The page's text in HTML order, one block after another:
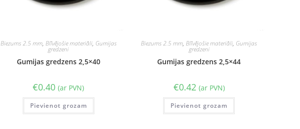
Biezums 2.5 mm, Blīvējošie materiāli, Gumijas
gredzeni
Gumijas gredzens 2,5×40
€0.40 (ar PVN)
Pievienot grozam
Biezums 2.5 mm,Blīvējošie materiāli, Gumijas
gredzeni
Gumijas gredzens 2,5×44
€0.42 (ar PVN)
Pievienot grozam